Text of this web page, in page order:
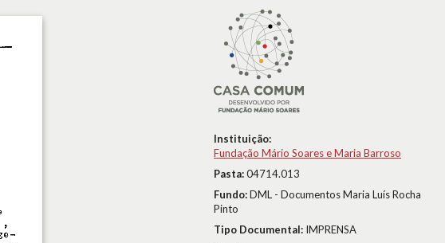
Instituição:
Fundação Mário Soares e Maria Barroso
Pasta:04714.013
Fundo:DML - Documentos Maria Luís Rocha
Pinto
Tipo Documental: IMPRENSA